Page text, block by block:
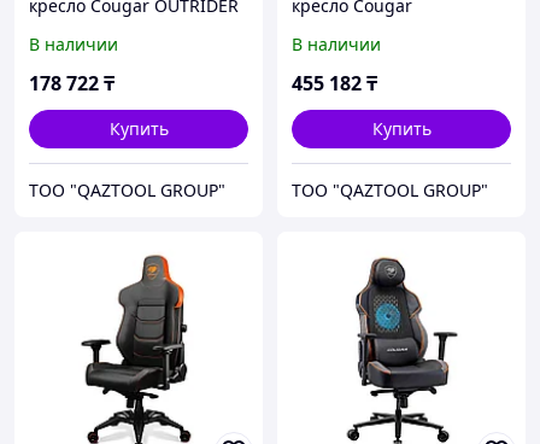
кресло Cougar OUTRIDER
В наличии
178 722₸
Купить
TOO "QAZTOOL GROUP"
кресло Cougar
В наличии
455 182₸
Купить
TOO "QAZTOOL GROUP"